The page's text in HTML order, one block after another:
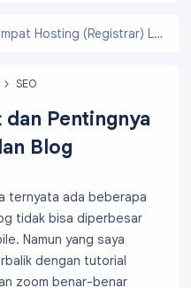
Cara Transfer Domain ke Tempat Hosting (Registrar) Lain
SEO
Pentingnya
Blog
ternyata ada beberapa
tidak bisa diperbesar
Namun yang saya
dengan tutorial
zoom benar-benar